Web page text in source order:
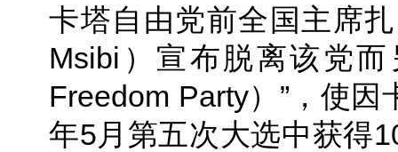
卡塔自由党前全国主席
Msibi）宣布脱离该党
Freedom Party）”，使
年5月第五次大选中获得